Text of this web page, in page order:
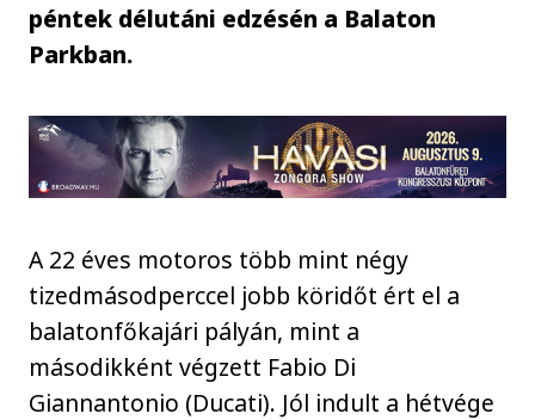
péntek délutáni edzésén a Balaton
Parkban.
A 22 éves motoros több mint négy
tizedmásodperccel jobb köridőt ért el a
balatonfőkajári pályán, mint a
másodikként végzett Fabio Di
Giannantonio (Ducati). Jól indult a hétvége